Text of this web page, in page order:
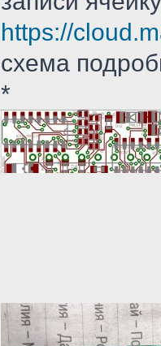
https://
схема
*